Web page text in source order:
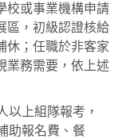
校或事業機構申請
區，初級認證核給
休；任職於非客家
業務需要，依上述
以上組隊報考，
助報名費、餐